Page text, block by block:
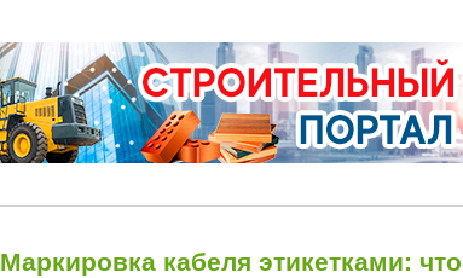
Маркировка кабеля этикетками: